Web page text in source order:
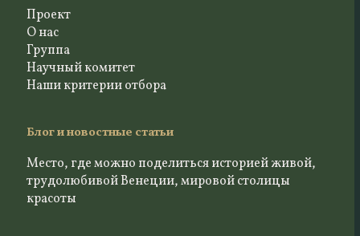
Проект
О нас
Группа
Научный комитет
Наши критерии отбора
Блог и новостные статьи
Место, где можно поделиться историей живой,
трудолюбивой Венеции, мировой столицы
красоты